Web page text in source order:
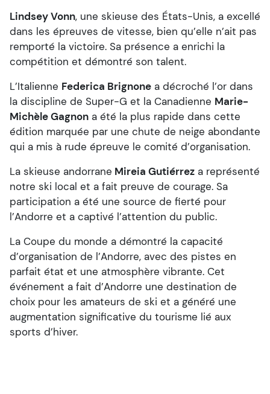
Lindsey Vonn, une skieuse des États-Unis, a excellé
dans les épreuves de vitesse, bien qu’elle n’ait pas
remporté la victoire. Sa présence a enrichi la
compétition et démontré son talent.
L’Italienne Federica Brignone a décroché l’or dans
la discipline de Super-G et la Canadienne Marie-
Michèle Gagnon a été la plus rapide dans cette
édition marquée par une chute de neige abondante
qui a mis à rude épreuve le comité d’organisation.
La skieuse andorrane Mireia Gutiérrez a représenté
notre ski local et a fait preuve de courage. Sa
participation a été une source de fierté pour
l’Andorre et a captivé l’attention du public.
La Coupe du monde a démontré la capacité
d’organisation de l’Andorre, avec des pistes en
parfait état et une atmosphère vibrante. Cet
événement a fait d’Andorre une destination de
choix pour les amateurs de ski et a généré une
augmentation significative du tourisme lié aux
sports d’hiver.